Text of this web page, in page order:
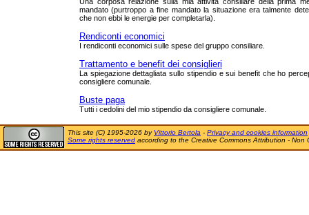
mandato (purtroppo a fine mandato la situazione era talmente
che non ebbi le energie per completarla).
Rendiconti economici
I rendiconti economici sulle spese del gruppo consiliare.
Trattamento e benefit dei consiglieri
La spiegazione dettagliata sullo stipendio e sui benefit che ho
consigliere comunale.
Buste paga
Tutti i cedolini del mio stipendio da consigliere comunale.
This site (C) 1995-2026 by Vittorio Bertola - Privacy and cookies information
Some rights reserved according to the Creative Commons Attribution - Non